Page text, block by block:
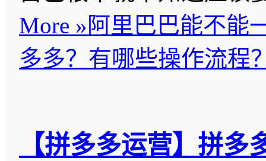
More »阿里巴巴能不能
多多？有哪些操作流程
【拼多多运营】拼多